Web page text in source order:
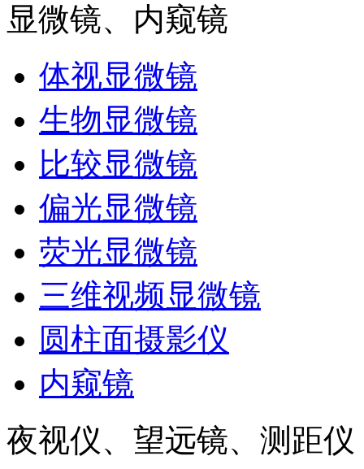
显微镜、内窥镜
体视显微镜
生物显微镜
比较显微镜
偏光显微镜
荧光显微镜
三维视频显微镜
圆柱面摄影仪
内窥镜
夜视仪、望远镜、测距仪